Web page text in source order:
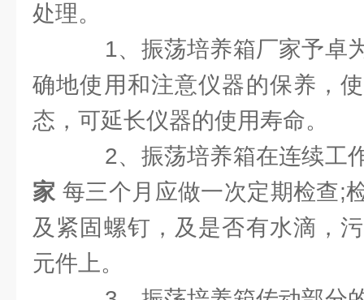
处理。
1、振荡培养箱厂家予卓
确地使用和注意仪器的保养，
态，可延长仪器的使用寿命。
2、振荡培养箱在连续工
家 每三个月应做一次定期检查;
及紧固螺钉，及是否有水滴，
元件上。